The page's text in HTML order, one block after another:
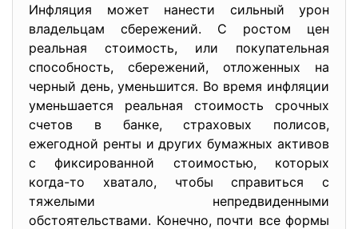
Инфляция может нанести сильный урон
владельцам сбережений. С ростом цен
реальная стоимость, или покупательная
способность, сбережений, отложенных на
черный день, уменьшится. Во время инфляции
уменьшается реальная стоимость срочных
счетов в банке, страховых полисов,
ежегодной ренты и других бумажных активов
с фиксированной стоимостью, которых
когда-то хватало, чтобы справиться с
тяжелыми непредвиденными
обстоятельствами. Конечно, почти все формы